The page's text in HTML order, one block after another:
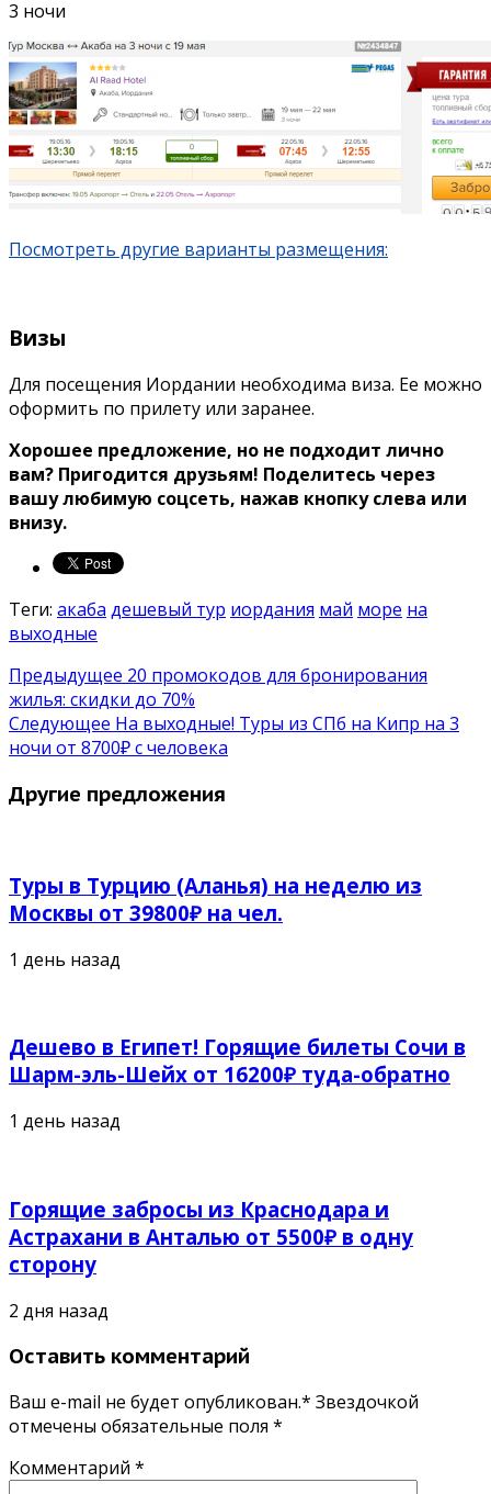
3 ночи
Посмотреть другие варианты размещения:
Визы
Для посещения Иордании необходима виза. Ее можно
оформить по прилету или заранее.
Хорошее предложение, но не подходит лично
вам? Пригодится друзьям! Поделитесь через
вашу любимую соцсеть, нажав кнопку слева или
внизу.
Теги: акаба дешевый тур иордания май море на
выходные
Предыдущее 20 промокодов для бронирования
жилья: скидки до 70%
Следующее На выходные! Туры из СПб на Кипр на 3
ночи от 8700₽ с человека
Другие предложения
Туры в Турцию (Аланья) на неделю из
Москвы от 39800₽ на чел.
1 день назад
Дешево в Египет! Горящие билеты Сочи в
Шарм-эль-Шейх от 16200₽ туда-обратно
1 день назад
Горящие забросы из Краснодара и
Астрахани в Анталью от 5500₽ в одну
сторону
2 дня назад
Оставить комментарий
Ваш e-mail не будет опубликован.* Звездочкой
отмечены обязательные поля *
Комментарий *